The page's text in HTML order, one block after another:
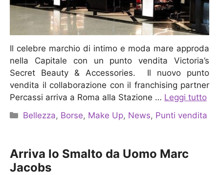
Il celebre marchio di intimo e moda mare approda
nella Capitale con un punto vendita Victoria’s
Secret Beauty & Accessories. Il nuovo punto
vendita il collaborazione con il franchising partner
Percassi arriva a Roma alla Stazione … Leggi tutto
Categorie
Bellezza, Borse, Make Up, News, Punti vendita
Arriva lo Smalto da Uomo Marc
Jacobs